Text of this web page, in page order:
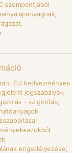
szempontjából
EU kedvezményes
jogszabályok
- szigorítás;
engedélyezése;